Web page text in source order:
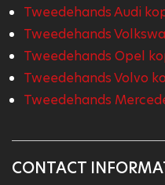
Tweedehands Audi
Tweedehands
Tweedehands Opel
Tweedehands Volvo
Tweedehands
CONTACT